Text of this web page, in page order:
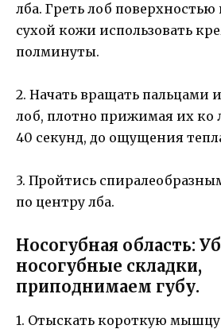
лба. Греть лоб поверхностью
сухой кожи использовать
полминуты.
2. Начать вращать пальцами
лоб, плотно прижимая их ко
40 секунд, до ощущения
3. Пройтись
по центру лба.
Носогубная область:
носогубные складки,
приподнимаем губу.
1. Отыскать короткую мышцу